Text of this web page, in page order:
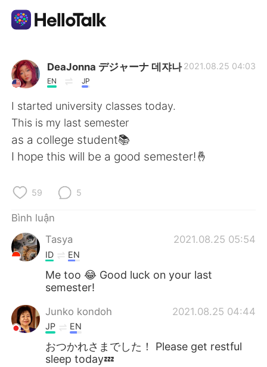
Ứng dụng trao đổi ngôn ngữ
AI Grammar Checker
Tiếng Việt
繁體中文
العربية
Deutsch 日本語
ไทย
Italiano Türkçe
DeaJonna デジャーナ 데쟈나
EN JP
2021.08.25 04:03
I started university classes today.
This is my last semester
as a college student📚
I hope this will be a good semester!🤞
59 5
Bình luận
Tasya
2021.08.25 05:54
ID EN
Me too 😂 Good luck on your last
semester!
Junko kondoh 2021.08.25 04:44
JP EN
おつかれさまでした！ Please get restful
sleep today💤